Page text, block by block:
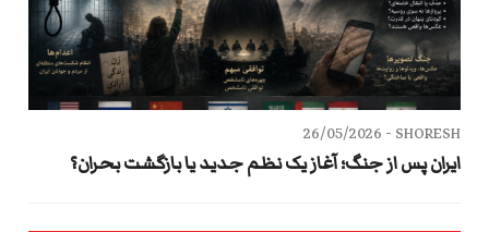
SHORESH -
26/05/2026
ایران پس از جنگ؛ آغاز یک نظم جدید یا بازگشت بحران؟